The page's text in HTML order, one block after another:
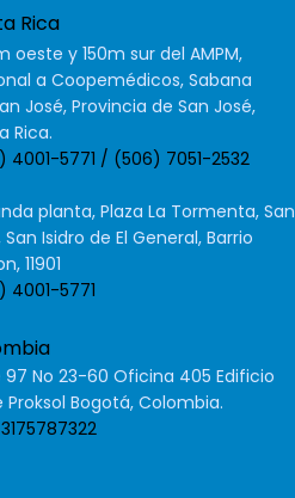
Rica
oeste y 150m sur del AMPM,
a Coopemédicos, Sabana
José, Provincia de San José,
Rica.
4001-5771 / (506) 7051-2532
planta, Plaza La Tormenta, San
San Isidro de El General, Barrio
11901
4001-5771
97 No 23-60 Oficina 405 Edificio
Proksol Bogotá, Colombia.